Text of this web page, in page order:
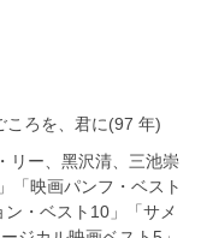
ころを、君に(97 年)
リー、黑沢清、三池崇
「映画パンフ・ベスト
・ベスト10」「サメ